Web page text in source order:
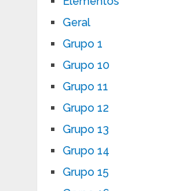
Geral
Grupo 1
Grupo 10
Grupo 11
Grupo 12
Grupo 13
Grupo 14
Grupo 15